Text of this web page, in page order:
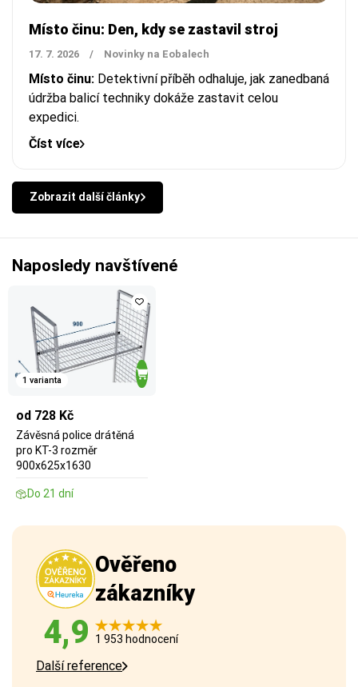
Místo činu: Den, kdy se zastavil stroj
17. 7. 2026 / Novinky na Eobalech
Místo činu: Detektivní příběh odhaluje, jak zanedbaná
údržba balicí techniky dokáže zastavit celou
expedici.
Číst více
Zobrazit další články
Naposledy navštívené
1 varianta
od 728 Kč
Závěsná police drátěná
pro KT-3 rozměr
900x625x1630
Do 21 dní
Ověřeno
zákazníky
4,9 1 953 hodnocení
Další reference